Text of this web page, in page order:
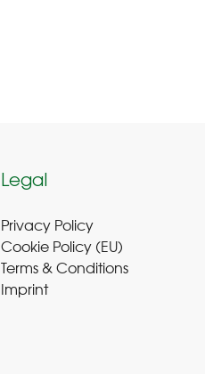
Legal
Privacy Policy
Cookie Policy (EU)
Terms & Conditions
Imprint